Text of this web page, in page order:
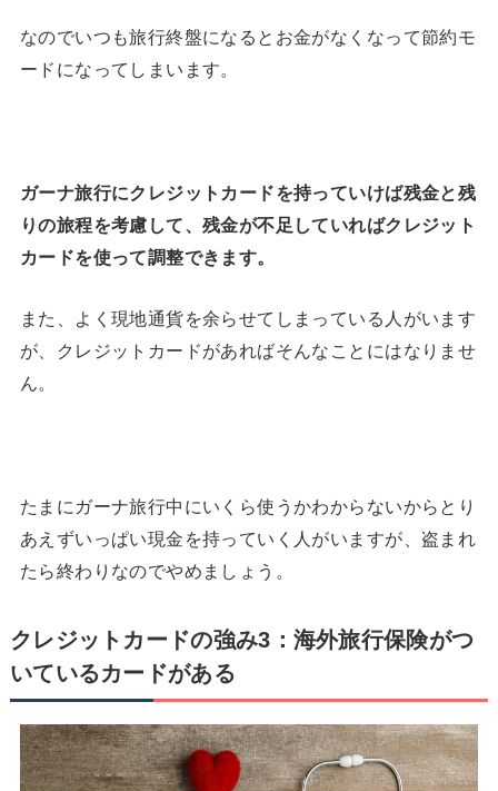
なのでいつも旅行終盤になるとお金がなくなって節約モ
ードになってしまいます。
ガーナ旅行にクレジットカードを持っていけば残金と残
りの旅程を考慮して、残金が不足していればクレジット
カードを使って調整できます。
また、よく現地通貨を余らせてしまっている人がいます
が、クレジットカードがあればそんなことにはなりませ
ん。
たまにガーナ旅行中にいくら使うかわからないからとり
あえずいっぱい現金を持っていく人がいますが、盗まれ
たら終わりなのでやめましょう。
クレジットカードの強み3：海外旅行保険がつ
いているカードがある